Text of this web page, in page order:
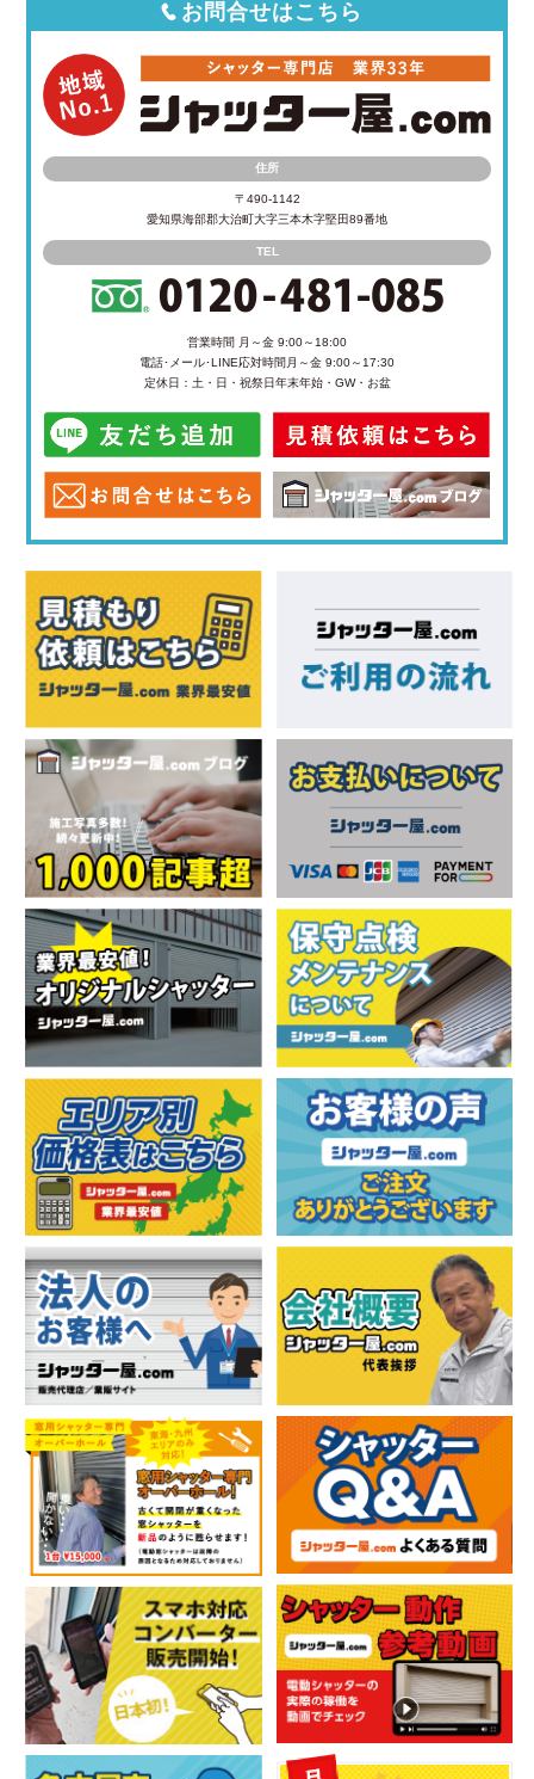
お問合せはこちら
住所
〒490-1142
愛知県海部郡大治町大字三本木字堅田89番地
TEL
営業時間 月～金 9:00～18:00
電話･メール･LINE応対時間 月～金 9:00～17:30
定休日：土・日・祝祭日年末年始・GW・お盆